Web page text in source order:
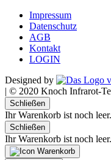
Impressum
Datenschutz
AGB
Kontakt
LOGIN
Designed by
| © 2020 Knoch Infrarot-
Schließen
Ihr Warenkorb ist noch leer.
Schließen
Ihr Warenkorb ist noch leer.